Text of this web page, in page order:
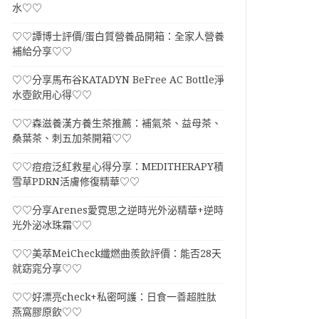
水♡♡
♡♡譚博士評價/蛋白質營養品開箱：全家人營養
補給分享♡♡
♡♡分享馬布谷KATADYN BeFree AC Bottle淨
水壺飲用心得♡♡
♡♡森滋養漢方養生茶推薦：補氣茶、益母茶、
桑葉茶、刺五加茶開箱♡♡
♡♡痘痘泛紅救星心得分享：MEDITHERAPY積
雪草PDRN活膚修復精華♡♡
♡♡分享Arenes愛霓思之逆時光外泌精華+逆時
光外泌冰珠霜♡♡
♡♡美萃MeiCheck纖燃曲羨飲評價：能否28天
就窈窕分享♡♡
♡♡好漂亮check+私密呵護：日食一善超胜肽
燕窩膠原飲♡♡